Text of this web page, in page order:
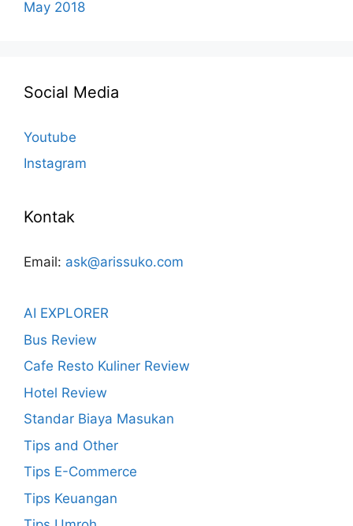
May 2018
Social Media
Youtube
Instagram
Kontak
Email: ask@arissuko.com
AI EXPLORER
Bus Review
Cafe Resto Kuliner Review
Hotel Review
Standar Biaya Masukan
Tips and Other
Tips E-Commerce
Tips Keuangan